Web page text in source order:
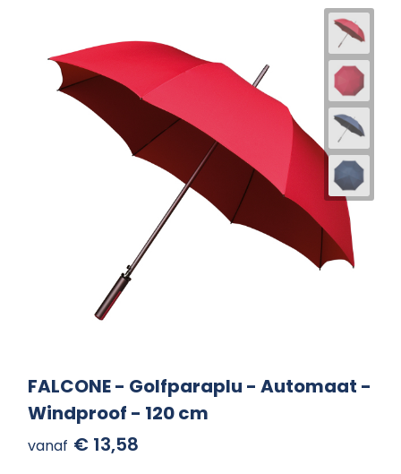
FALCONE - Golfparaplu - Automaat -
Windproof - 120 cm
vanaf € 13,58